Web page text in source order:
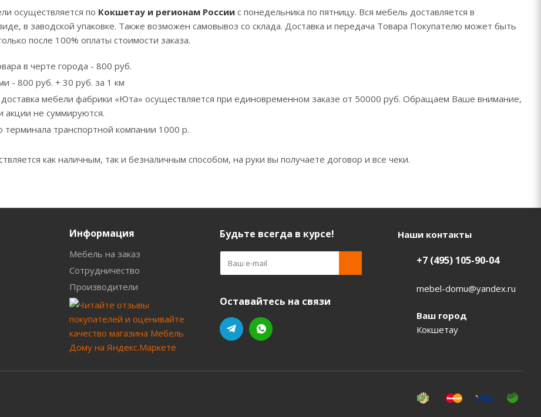
осуществляется по Кокшетау и регионам России с понедельника по пятницу. Вся мебель доставляется в
в заводской упаковке. Также возможен самовывоз со склада. Доставка и передача Товара Покупателю может быть
после 100% оплаты стоимости заказа.
в черте города - 800 руб.
- 800 руб. + 30 руб. за 1 км
доставка мебели фабрики «Юта» осуществляется при единовременном заказе от 50000 руб. Обращаем Ваше внимание,
акции не суммируются.
терминала транспортной компании 1000 р.
как наличным, так и безналичным способом, на руки вы получаете договор и все чеки.
Информация
Мебель на заказ
Сотрудничество
Производители
Будьте всегда в курсе!
Оставайтесь на связи
Наши контакты
+7 (495) 105-90-04
mebel-domu@yandex.ru
Ваш город
Кокшетау